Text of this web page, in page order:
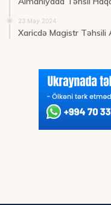
23 May 2024
Xaricdə Magistr Təhsili